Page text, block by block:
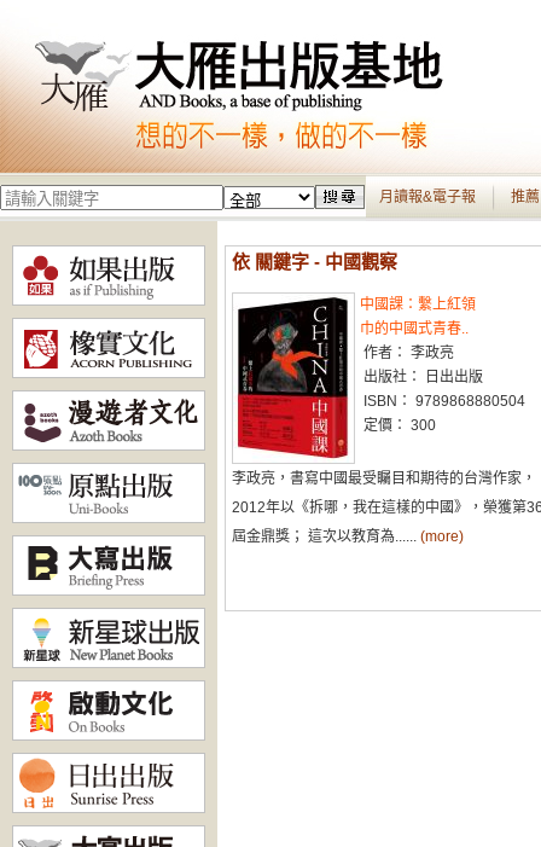
月讀報&電子報 推
依 關鍵字 - 中國觀察
中國課：繫上紅領
巾的中國式青春..
作者： 李政亮
出版社： 日出出版
ISBN： 9789868880504
定價： 300
李政亮，書寫中國最受矚目和期待的台灣作家，
2012年以《拆哪，我在這樣的中國》，榮獲第
屆金鼎獎； 這次以教育為...... (more)